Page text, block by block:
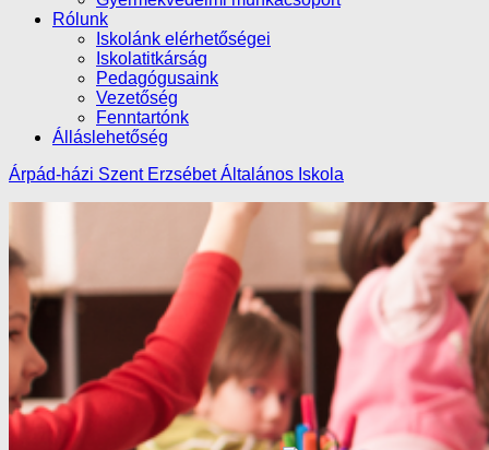
Rólunk
Iskolánk elérhetőségei
Iskolatitkárság
Pedagógusaink
Vezetőség
Fenntartónk
Álláslehetőség
Árpád-házi Szent Erzsébet Általános Iskola